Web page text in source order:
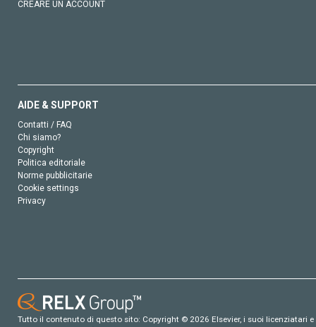
CREARE UN ACCOUNT
AIDE & SUPPORT
Contatti / FAQ
Chi siamo?
Copyright
Politica editoriale
Norme pubblicitarie
Cookie settings
Privacy
Tutto il contenuto di questo sito: Copyright © 2026 Elsevier, i suoi